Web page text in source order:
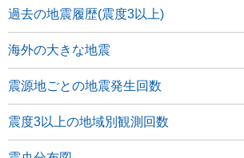
過去の地震履歴(震度3以上)
海外の大きな地震
震源地ごとの地震発生回数
震度3以上の地域別観測回数